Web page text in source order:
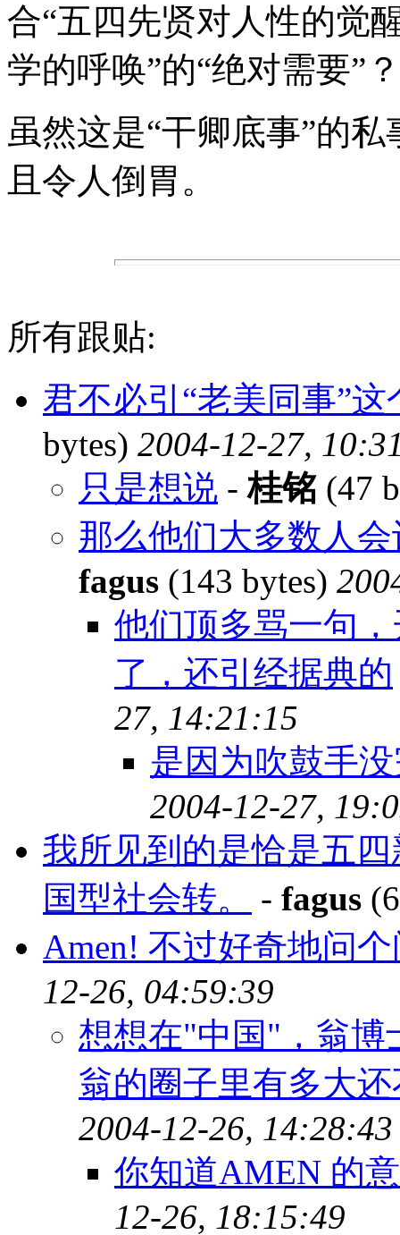
合“五四先贤对人性的觉
学的呼唤”的“绝对需要”？
虽然这是“干卿底事”的
且令人倒胃。
所有跟贴:
君不必引“老美同事”
bytes) 2004-12-27,
只是想说 -桂铭 (47
那么他们大多数人
fagus (143 bytes)
他们顶多骂一句
了，还引经据典的
27, 14:21:15
是因为吹鼓手
2004-12-27,
我所见到的是恰是五
国型社会转。
- fagus
Amen! 不过好奇地问
12-26, 04:59:39
想想在"中国"，翁博
翁的圈子里有多大
2004-12-26, 14:28:43
你知道AMEN 的
12-26, 18:15:49